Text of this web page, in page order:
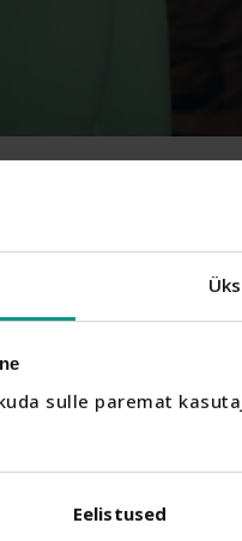
sulle paremat
Eelistused
tervis alati esikohal olema.
Probiootikumidel
aitavad tugevdada